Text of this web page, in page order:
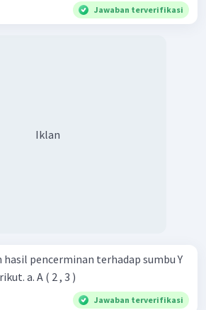
Jawaban terverifikasi
Iklan
pencerminan terhadap sumbu Y
pada setiap titik berikut. a. A ( 2 , 3 )
Jawaban terverifikasi